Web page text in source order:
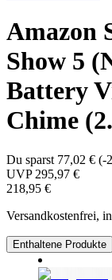
Amazon
Show 5
Battery
Chime
Du sparst 77,02 € (-
UVP 295,97 €
218,95 €
Versandkostenfrei,
Enthaltene Produkte